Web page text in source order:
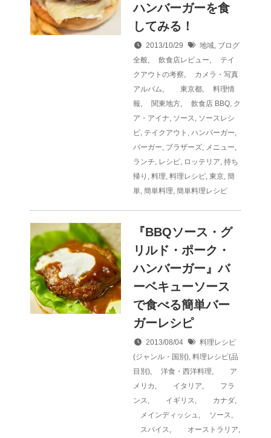
ハンバーガーを食
してみる！
2013/10/29 地域, ブログ
全般, 飲食店レビュー,
テイ
クアウトの考察,
カメラ・写真
アルバム, 東京都,
料理情
報, 関東地方, 飲食店 BBQ, ク
ア・アイナ, ソース, ソースレシ
ピ, テイクアウト , ハンバーガー,
バーガー, ブラザーズ, メニュー,
ランチ, レシピ, ロッテリア, 持ち
帰り , 料理, 料理レシピ, 東京, 簡
単, 簡単料理, 簡単料理レシピ
『BBQソース・グ
リルド・ポーク・
ハンバーガー』バ
ーベキューソース
で食べる簡単バー
ガーレシピ
2013/08/04
料理レシピ
(ジャンル・国別), 料理レシピ(品
目別), 洋食・西洋料理,
ア
メリカ , イタリア,
フラ
ンス, イギリス, カナダ,
メインディッシュ , ソース,
スパイス, オーストラリア,